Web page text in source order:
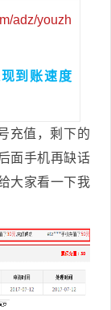
adz/youzh
到账速度
值，剩下的
面手机再缺话
大家看一下我